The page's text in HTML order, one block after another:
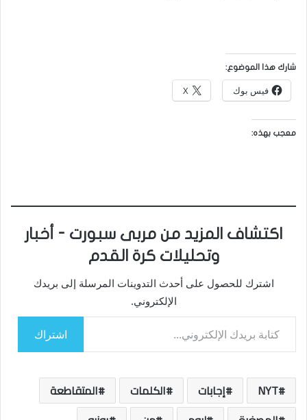
شارك هذا الموضوع:
فيس بوك X
معجب بهذه:
اكتشاف المزيد من مربى سبورت - أخبار
وتحليلات كرة القدم
اشترك للحصول على أحدث التدوينات المرسلة إلى بريدك
الإلكتروني.
كتابة بريدك الإلكتروني...
اشتراك
NYT إجابات الكلمات
المتقاطعة